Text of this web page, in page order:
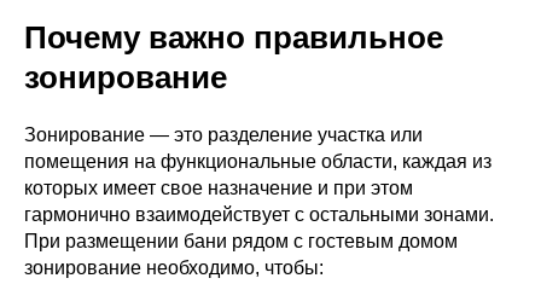
Почему важно правильное
зонирование
Зонирование — это разделение участка или
помещения на функциональные области, каждая из
которых имеет свое назначение и при этом
гармонично взаимодействует с остальными зонами.
При размещении бани рядом с гостевым домом
зонирование необходимо, чтобы: